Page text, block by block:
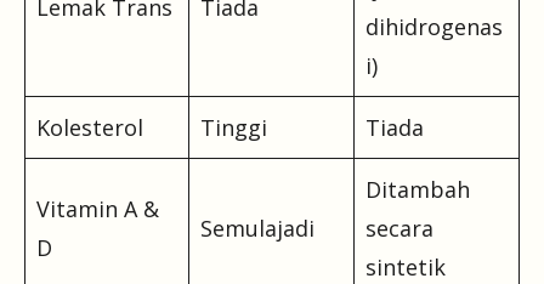
Lemak Trans Tiada
dihidrogenas
i)
Kolesterol Tinggi Tiada
Vitamin A &
D
Semulajadi
Ditambah
secara
sintetik